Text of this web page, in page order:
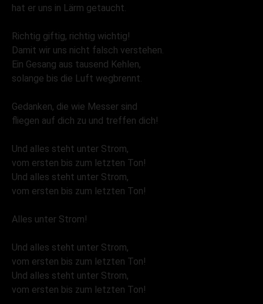
hat er uns in Lärm getaucht.
Richtig giftig, richtig wichtig!
Damit wir uns nicht falsch verstehen.
Ein Gesang aus tausend Kehlen,
solange bis die Luft wegbrennt.
Gedanken, die wie Messer sind
fliegen auf dich zu und treffen dich!
Und alles steht unter Strom,
vom ersten bis zum letzten Ton!
Und alles steht unter Strom,
vom ersten bis zum letzten Ton!
Alles unter Strom!
Und alles steht unter Strom,
vom ersten bis zum letzten Ton!
Und alles steht unter Strom,
vom ersten bis zum letzten Ton!